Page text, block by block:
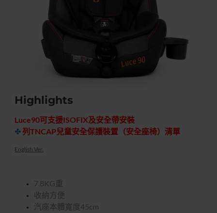
快速出貨
無庫存
Highlights
Luce90可支援ISOFIX及安全帶安裝
✤列TNCAP兒童安全保護裝置（安全座椅）清單
English Ver.
7.8KG重
收納方便
汽座本體寬度45cm